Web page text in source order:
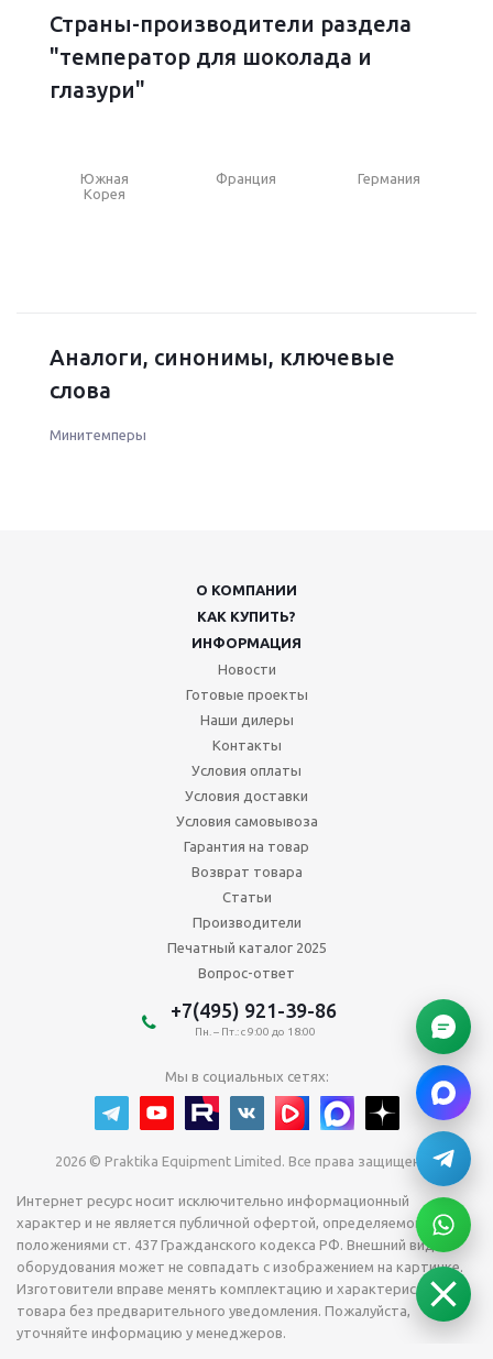
Страны-производители раздела
"температор для шоколада и
глазури"
Южная
Корея
Франция Германия
Аналоги, синонимы, ключевые
слова
Минитемперы
О КОМПАНИИ
КАК КУПИТЬ?
ИНФОРМАЦИЯ
Новости
Готовые проекты
Наши дилеры
Контакты
Условия оплаты
Условия доставки
Условия самовывоза
Гарантия на товар
Возврат товара
Статьи
Производители
Печатный каталог 2025
Вопрос-ответ
+7(495) 921-39-86
Пн. – Пт.: с 9:00 до 18:00
Мы в социальных сетях:
2026 © Praktika Equipment Limited. Все права защищены.
Интернет ресурс носит исключительно информационный
характер и не является публичной офертой, определяемой
положениями ст. 437 Гражданского кодекса РФ. Внешний вид
оборудования может не совпадать с изображением на картинке.
Изготовители вправе менять комплектацию и характеристики
товара без предварительного уведомления. Пожалуйста,
уточняйте информацию у менеджеров.